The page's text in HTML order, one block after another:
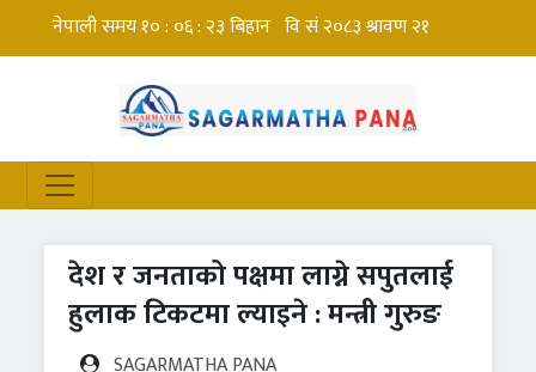
देश र जनताको पक्षमा लाग्ने सपुतलाई
हुलाक टिकटमा ल्याइने : मन्त्री गुरुङ